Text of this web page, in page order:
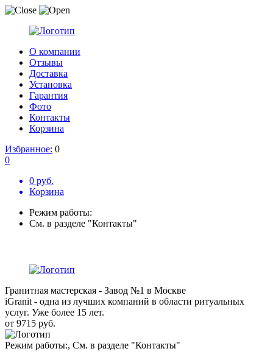
О компании
Отзывы
Доставка
Установка
Гарантия
Фото
Контакты
Корзина
Избранное: 0
0
0 руб.
Корзина
Режим работы:
См. в разделе "Контакты"
Гранитная мастерская - Завод №1 в Москве
iGranit - одна из лучших компаний в области ритуальных
услуг. Уже более 15 лет.
от 9715 руб.
Режим работы:, См. в разделе "Контакты"